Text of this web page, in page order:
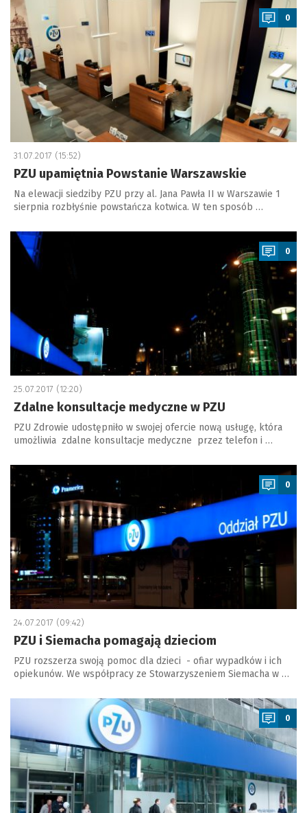
0
31.07.2017 (15:52)
PZU upamiętnia Powstanie Warszawskie
Na elewacji siedziby PZU przy al. Jana Pawła II w Warszawie 1
sierpnia rozbłyśnie powstańcza kotwica. W ten sposób …
a
0
25.07.2017 (12:20)
Zdalne konsultacje medyczne w PZU
PZU Zdrowie udostępniło w swojej ofercie nową usługę, która
umożliwia zdalne konsultacje medyczne przez telefon i …
a
0
24.07.2017 (09:42)
PZU i Siemacha pomagają dzieciom
PZU rozszerza swoją pomoc dla dzieci - ofiar wypadków i ich
opiekunów. We współpracy ze Stowarzyszeniem Siemacha w …
a
0